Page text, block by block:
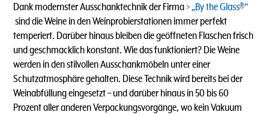
Dank modernster Ausschanktechnik der Firma „By the Glass®“
sind die Weine in den Weinprobierstationen immer perfekt
temperiert. Darüber hinaus bleiben die geöffneten Flaschen frisch
und geschmacklich konstant. Wie das funktioniert? Die Weine
werden in den stilvollen Ausschankmöbeln unter einer
Schutzatmosphäre gehalten. Diese Technik wird bereits bei der
Weinabfüllung eingesetzt – und darüber hinaus in 50 bis 60
Prozent aller anderen Verpackungsvorgänge, wo kein Vakuum